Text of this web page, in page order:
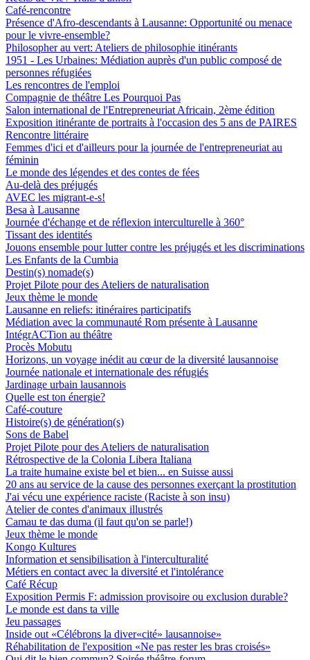
Café-rencontre
Présence d'Afro-descendants à Lausanne: Opportunité ou menace
pour le vivre-ensemble?
Philosopher au vert: Ateliers de philosophie itinérants
1951 - Les Urbaines: Médiation auprès d'un public composé de
personnes réfugiées
Les rencontres de l'emploi
Compagnie de théâtre Les Pourquoi Pas
Salon international de l'Entrepreneuriat Africain, 2ème édition
Exposition itinérante de portraits à l'occasion des 5 ans de PAIRES
Rencontre littéraire
Femmes d'ici et d'ailleurs pour la journée de l'entrepreneuriat au
féminin
Le monde des légendes et des contes de fées
Au-delà des préjugés
AVEC les migrant-e-s!
Besa à Lausanne
Journée d'échange et de réflexion interculturelle à 360°
Tissant des identités
Jouons ensemble pour lutter contre les préjugés et les discriminations
Les Enfants de la Cumbia
Destin(s) nomade(s)
Projet Pilote pour des Ateliers de naturalisation
Jeux thème le monde
Lausanne en reliefs: itinéraires participatifs
Médiation avec la communauté Rom présente à Lausanne
IntégrACTion au théâtre
Procès Mobutu
Horizons, un voyage inédit au cœur de la diversité lausannoise
Journée nationale et internationale des réfugiés
Jardinage urbain lausannois
Quelle est ton énergie?
Café-couture
Histoire(s) de génération(s)
Sons de Babel
Projet Pilote pour des Ateliers de naturalisation
Rétrospective de la Colonia Libera Italiana
La traite humaine existe bel et bien... en Suisse aussi
20 ans au service de la cause des personnes exerçant la prostitution
J'ai vécu une expérience raciste (Raciste à son insu)
Atelier de contes d'animaux illustrés
Camau te das duma (il faut qu'on se parle!)
Jeux thème le monde
Kongo Kultures
Information et sensibilisation à l'interculturalité
Métiers en contact avec la diversité et l'intolérance
Café Récup
Exposition Permis F: admission provisoire ou exclusion durable?
Le monde est dans ta ville
Jeu passages
Inside out «Célébrons la diver«cité» lausannoise»
Réhabilitation de l'exposition «Ne pas rester les bras croisés»